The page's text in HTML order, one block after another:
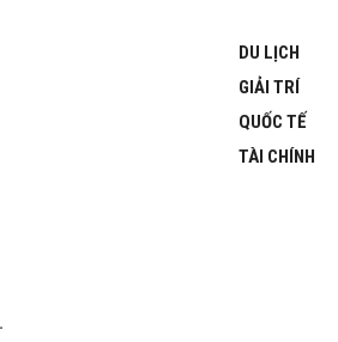
DU LỊCH
GIẢI TRÍ
QUỐC TẾ
TÀI CHÍNH